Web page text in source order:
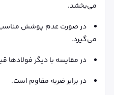
می‌بخشد.
در صورت عدم پوشش
می‌گیرد.
در مقایسه با دیگر فولادها
در برابر ضربه مقاوم است.